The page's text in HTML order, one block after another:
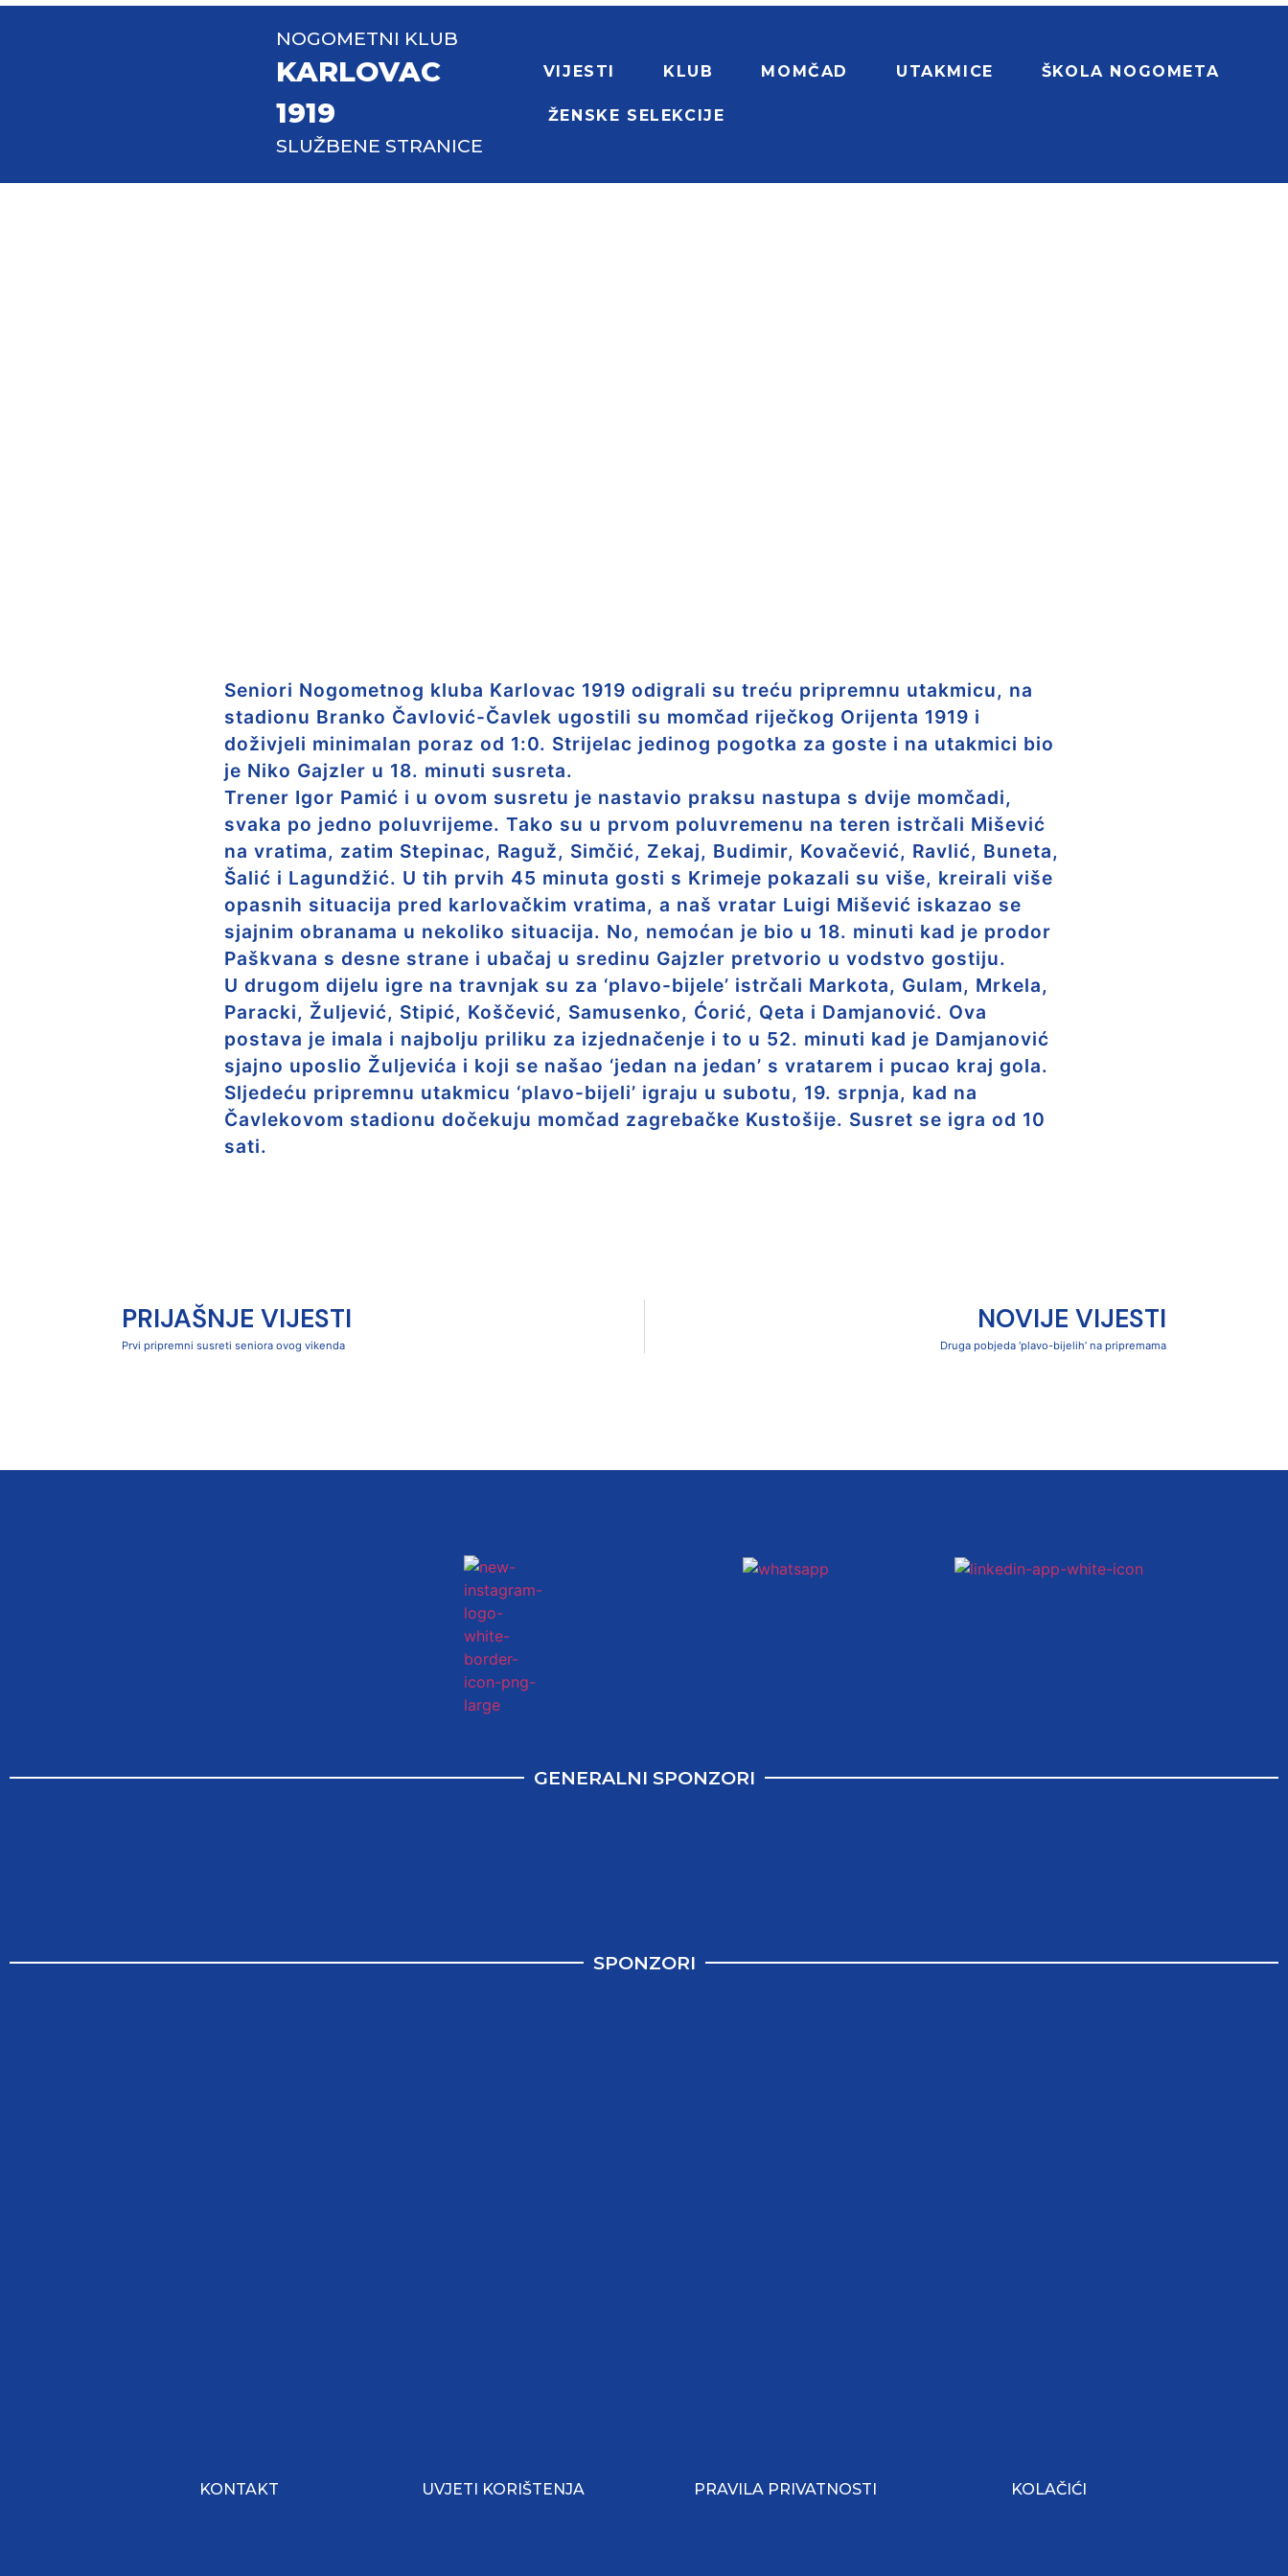
NOGOMETNI KLUB
KARLOVAC
1919
SLUŽBENE STRANICE
VIJESTI KLUB MOMČAD UTAKMICE ŠKOLA NOGOMETA
ŽENSKE SELEKCIJE
Seniori Nogometnog kluba Karlovac 1919 odigrali su treću pripremnu utakmicu, na
stadionu Branko Čavlović-Čavlek ugostili su momčad riječkog Orijenta 1919 i
doživjeli minimalan poraz od 1:0. Strijelac jedinog pogotka za goste i na utakmici bio
je Niko Gajzler u 18. minuti susreta.
Trener Igor Pamić i u ovom susretu je nastavio praksu nastupa s dvije momčadi,
svaka po jedno poluvrijeme. Tako su u prvom poluvremenu na teren istrčali Mišević
na vratima, zatim Stepinac, Raguž, Simčić, Zekaj, Budimir, Kovačević, Ravlić, Buneta,
Šalić i Lagundžić. U tih prvih 45 minuta gosti s Krimeje pokazali su više, kreirali više
opasnih situacija pred karlovačkim vratima, a naš vratar Luigi Mišević iskazao se
sjajnim obranama u nekoliko situacija. No, nemoćan je bio u 18. minuti kad je prodor
Paškvana s desne strane i ubačaj u sredinu Gajzler pretvorio u vodstvo gostiju.
U drugom dijelu igre na travnjak su za ‘plavo-bijele’ istrčali Markota, Gulam, Mrkela,
Paracki, Žuljević, Stipić, Koščević, Samusenko, Ćorić, Qeta i Damjanović. Ova
postava je imala i najbolju priliku za izjednačenje i to u 52. minuti kad je Damjanović
sjajno uposlio Žuljevića i koji se našao ‘jedan na jedan’ s vratarem i pucao kraj gola.
Sljedeću pripremnu utakmicu ‘plavo-bijeli’ igraju u subotu, 19. srpnja, kad na
Čavlekovom stadionu dočekuju momčad zagrebačke Kustošije. Susret se igra od 10
sati.
PRIJAŠNJE VIJESTI
Prvi pripremni susreti seniora ovog vikenda
NOVIJE VIJESTI
Druga pobjeda ‘plavo-bijelih’ na pripremama
GENERALNI SPONZORI
SPONZORI
KONTAKT UVJETI KORIŠTENJA PRAVILA PRIVATNOSTI KOLAČIĆI